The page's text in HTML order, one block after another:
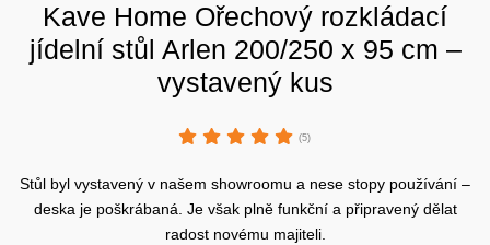
Kave Home Ořechový rozkládací
jídelní stůl Arlen 200/250 x 95 cm –
vystavený kus
(5)
Stůl byl vystavený v našem showroomu a nese stopy používání –
deska je poškrábaná. Je však plně funkční a připravený dělat
radost novému majiteli.